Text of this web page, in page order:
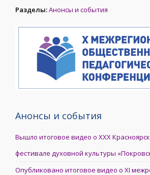
Разделы:Анонсы и события
Анонсы и события
Вышло итоговое видео о XXX
фестивале духовной культуры
Опубликовано итоговое видео о XI